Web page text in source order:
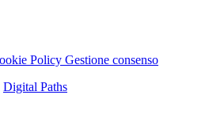
Policy Gestione consenso
Digital Paths